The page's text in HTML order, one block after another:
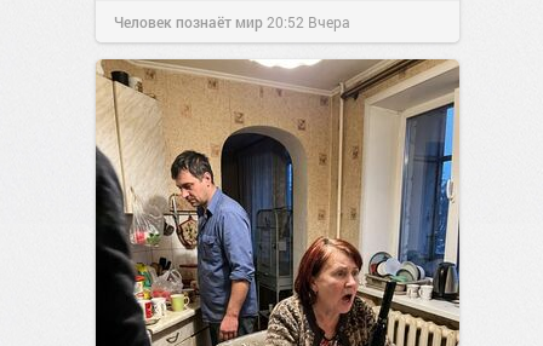
Человек познаёт мир 20:52 Вчера